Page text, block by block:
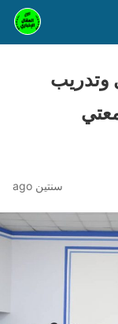
وتدريب
سنتين ago